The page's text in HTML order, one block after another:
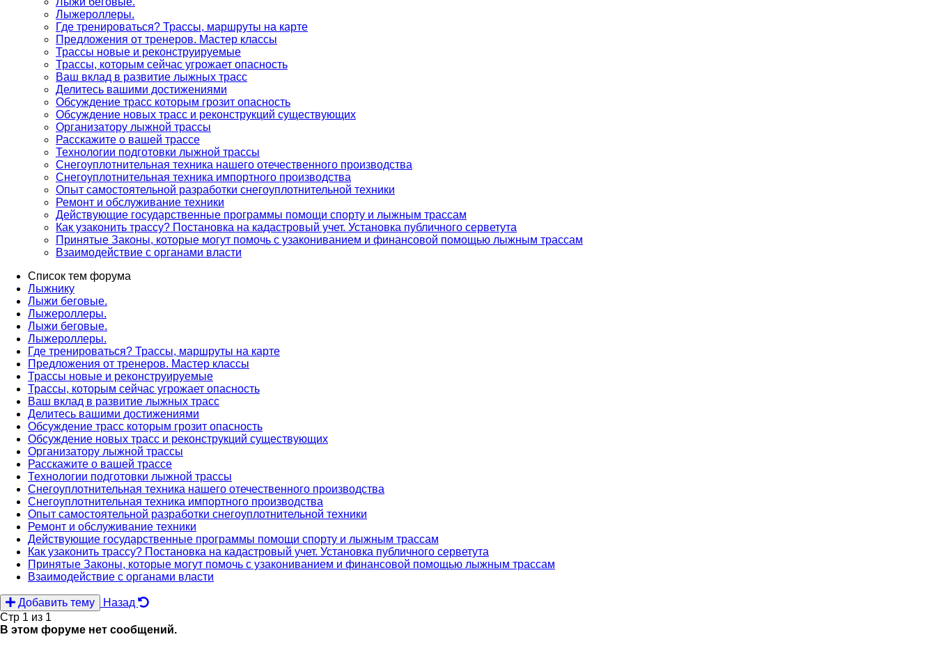
Лыжероллеры.
Где тренироваться? Трассы, маршруты на карте
Предложения от тренеров. Мастер классы
Трассы новые и реконструируемые
Трассы, которым сейчас угрожает опасность
Ваш вклад в развитие лыжных трасс
Делитесь вашими достижениями
Обсуждение трасс которым грозит опасность
Обсуждение новых трасс и реконструкций существующих
Организатору лыжной трассы
Расскажите о вашей трассе
Технологии подготовки лыжной трассы
Снегоуплотнительная техника нашего отечественного производства
Снегоуплотнительная техника импортного производства
Опыт самостоятельной разработки снегоуплотнительной техники
Ремонт и обслуживание техники
Действующие государственные программы помощи спорту и лыжным трассам
Как узаконить трассу? Постановка на кадастровый учет. Установка публичного серветута
Принятые Законы, которые могут помочь с узакониванием и финансовой помощью лыжным трассам
Взаимодействие с органами власти
Список тем форума
Лыжнику
Лыжи беговые.
Лыжероллеры.
Лыжи беговые.
Лыжероллеры.
Где тренироваться? Трассы, маршруты на карте
Предложения от тренеров. Мастер классы
Трассы новые и реконструируемые
Трассы, которым сейчас угрожает опасность
Ваш вклад в развитие лыжных трасс
Делитесь вашими достижениями
Обсуждение трасс которым грозит опасность
Обсуждение новых трасс и реконструкций существующих
Организатору лыжной трассы
Расскажите о вашей трассе
Технологии подготовки лыжной трассы
Снегоуплотнительная техника нашего отечественного производства
Снегоуплотнительная техника импортного производства
Опыт самостоятельной разработки снегоуплотнительной техники
Ремонт и обслуживание техники
Действующие государственные программы помощи спорту и лыжным трассам
Как узаконить трассу? Постановка на кадастровый учет. Установка публичного серветута
Принятые Законы, которые могут помочь с узакониванием и финансовой помощью лыжным трассам
Взаимодействие с органами власти
Добавить тему
Назад
Стр 1 из 1
В этом форуме нет сообщений.